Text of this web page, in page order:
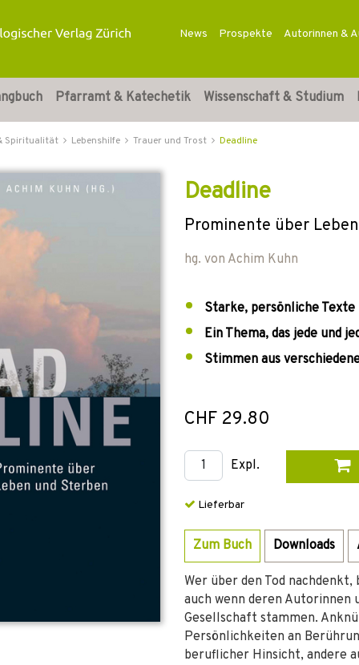
News Prospekte Autorinnen &
Pfarramt & Katechetik Wissenschaft & Studium
Spiritualität Lebenshilfe Trauer und Trost Deadline
Deadline
Prominente über
hg. von Achim Kuhn
Starke, persönliche Texte
Ein Thema, das jede und
Stimmen aus
CHF 29.80
Expl.
Lieferbar
Zum Buch Downloads
Wer über den Tod
auch wenn deren Autorinnen
Gesellschaft stammen.
Persönlichkeiten an
beruflicher Hinsicht, andere